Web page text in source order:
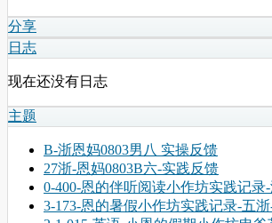
分享
日志
现在还没有日志
主题
B-浙恩妈0803男八 实操反馈
27浙-恩妈0803B六-实践反馈
0-400-恩的伴听阅读小作坊实践记录
3-173-恩的暑假小作坊实践记录-五